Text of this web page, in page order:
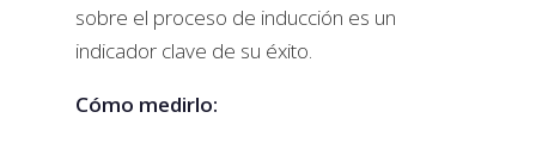
sobre el proceso de inducción es un
indicador clave de su éxito.
Cómo medirlo: